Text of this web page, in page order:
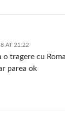
AT 21:22
o tragere cu
parea ok